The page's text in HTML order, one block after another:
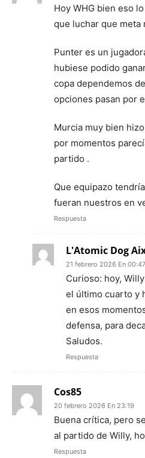
Hoy WHG bien eso
que luchar que meta
Punter es un
hubiese podido
copa dependemos
opciones pasan por
Murcia muy bien
por momentos
partido .
Que equipazo
fueran nuestros en
Respuesta
L'Atomic Dog
21 febrero 2026 En 00:47
Curioso: hoy,
el último cuarto y
en esos
defensa, para
Saludos.
Respuesta
Cos85
20 febrero 2026 En 23:19
Buena crítica, pero
al partido de Willy,
Respuesta